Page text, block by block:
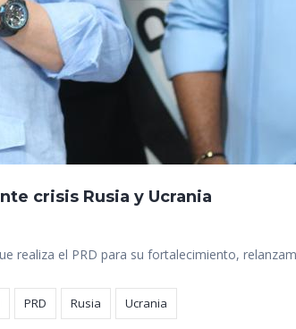
crisis Rusia y Ucrania
el PRD para su fortalecimiento,
PRD Rusia Ucrania